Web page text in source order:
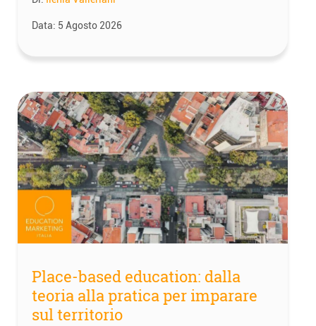
Data: 5 Agosto 2026
Place-based education: dalla
teoria alla pratica per imparare
sul territorio